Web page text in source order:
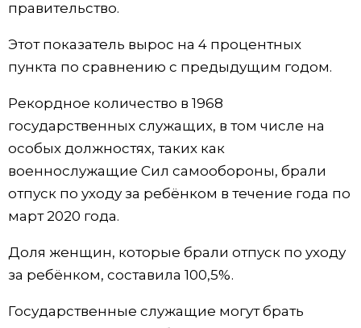
Экономика
Культура
Жизнь
Технологии
Семья
правительство.
Этот показатель вырос на 4 процентных
пункта по сравнению с предыдущим годом.
Рекордное количество в 1968
государственных служащих, в том числе на
особых должностях, таких как
военнослужащие Сил самообороны, брали
отпуск по уходу за ребёнком в течение года по
март 2020 года.
Доля женщин, которые брали отпуск по уходу
за ребёнком, составила 100,5%.
Государственные служащие могут брать